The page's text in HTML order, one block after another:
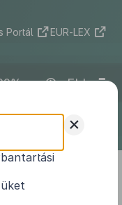
Portál EUR-LEX
ELI
+